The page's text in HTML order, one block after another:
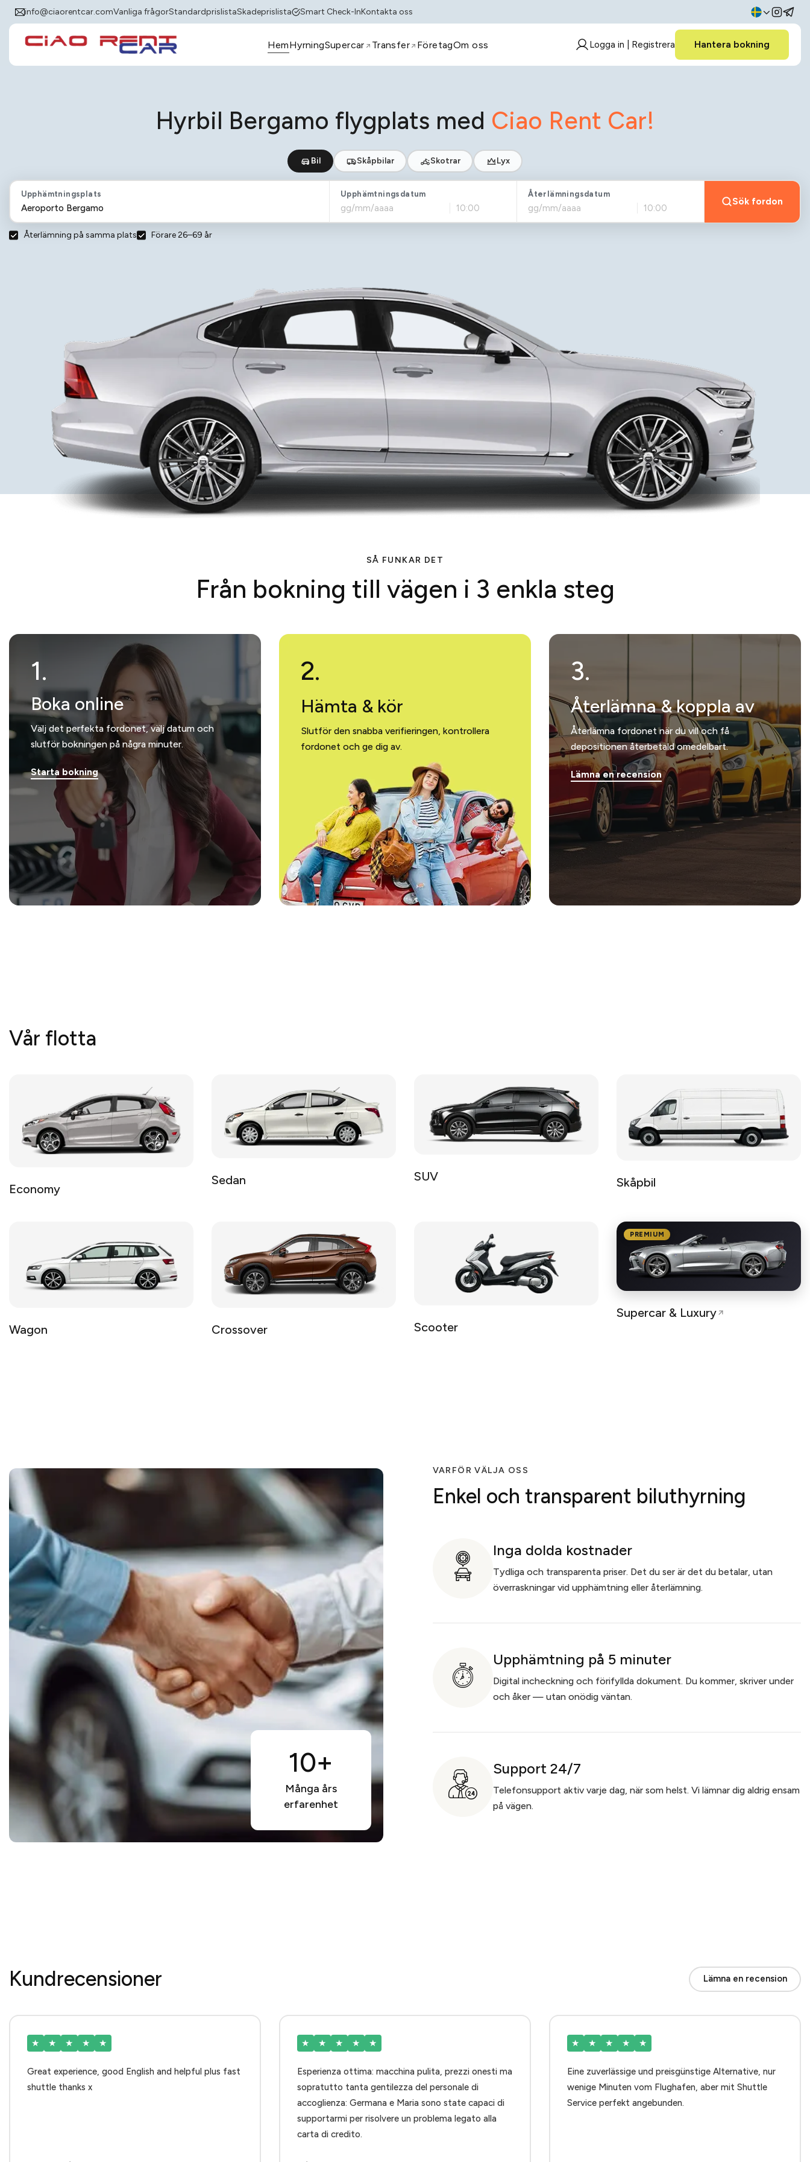
info@ciaorentcar.comVanliga frågorStandardprislistaSkadeprislista Smart Check-InKontakta oss
HemHyrningSupercar Transfer FöretagOm oss Logga in | Registrera Hantera bokning
Hyrbil Bergamo flygplats med Ciao Rent Car!
Bil Skåpbilar Skotrar Lyx
Upphämtningsplats Upphämtningsdatum Återlämningsdatum
Sök fordon
Återlämning på samma plats Förare 26–69 år
SÅ FUNKAR DET
Från bokning till vägen i 3 enkla steg
1.
Boka online
Välj det perfekta fordonet, välj datum och
slutför bokningen på några minuter.
Starta bokning
2.
Hämta & kör
Slutför den snabba verifieringen, kontrollera
fordonet och ge dig av.
3.
Återlämna & koppla av
Återlämna fordonet när du vill och få
depositionen återbetald omedelbart.
Lämna en recension
Vår flotta
Economy
Sedan SUV Skåpbil
Wagon Crossover Scooter
PREMIUM
Supercar & Luxury
10+
Många års
erfarenhet
VARFÖR VÄLJA OSS
Enkel och transparent biluthyrning
Inga dolda kostnader
Tydliga och transparenta priser. Det du ser är det du betalar, utan
överraskningar vid upphämtning eller återlämning.
Upphämtning på 5 minuter
Digital incheckning och förifyllda dokument. Du kommer, skriver under
och åker — utan onödig väntan.
Support 24/7
Telefonsupport aktiv varje dag, när som helst. Vi lämnar dig aldrig ensam
på vägen.
Kundrecensioner Lämna en recension
★ ★ ★ ★ ★
Great experience, good English and helpful plus fast
shuttle thanks x
★ ★ ★ ★ ★
Esperienza ottima: macchina pulita, prezzi onesti ma
sopratutto tanta gentilezza del personale di
accoglienza: Germana e Maria sono state capaci di
supportarmi per risolvere un problema legato alla
carta di credito.
★ ★ ★ ★ ★
Eine zuverlässige und preisgünstige Alternative, nur
wenige Minuten vom Flughafen, aber mit Shuttle
Service perfekt angebunden.